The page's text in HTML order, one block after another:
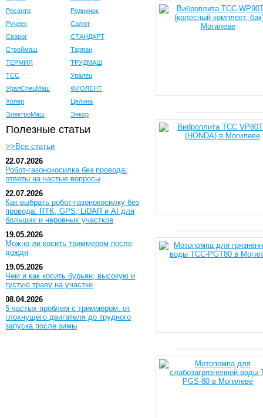
Ресанта
Родничок
Ручеек
Салют
Сварог
СТАНДАРТ
Строймаш
Тарпан
ТЕРМИЯ
ТРУДМАШ
ТСС
Уралец
УралСпецМаш
ФИОЛЕНТ
Хопер
Целина
ЭлектроМаш
Энкор
Полезные статьи
>>Все статьи
22.07.2026
Робот-газонокосилка без провода:
ответы на частые вопросы
22.07.2026
Как выбрать робот-газонокосилку без
провода: RTK, GPS, LiDAR и AI для
больших и неровных участков
19.05.2026
Можно ли косить триммером после
дождя
19.05.2026
Чем и как косить бурьян, высокую и
густую траву на участке
08.04.2026
5 частых проблем с триммером: от
глохнущего двигателя до трудного
запуска после зимы